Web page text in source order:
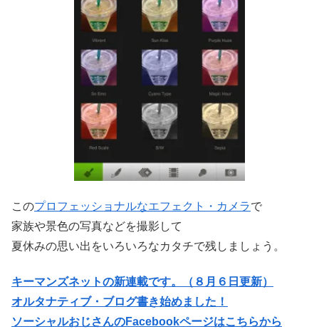
このプロフェッショナルなエフェクト・カメラで
家族や景色の写真などを撮影して
夏休みの思い出をいろいろなカタチで残しましょう。
キーマンズネットの新連載です。（８月６日更新）
オルタナティブ・ブログ書き始めました！
ソーシャルおじさんのFacebookページはこちらから